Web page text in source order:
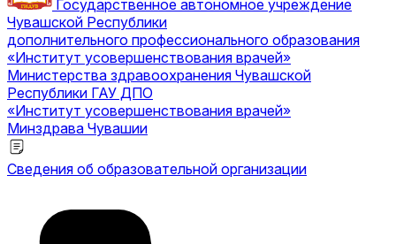
Государственное автономное учреждение
Чувашской Республики
дополнительного профессионального образования
«Институт усовершенствования врачей»
Министерства здравоохранения Чувашской
Республики ГАУ ДПО
«Институт усовершенствования врачей»
Минздрава Чувашии
Сведения об образовательной организации